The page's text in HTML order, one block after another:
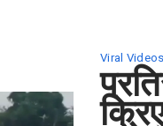
Viral